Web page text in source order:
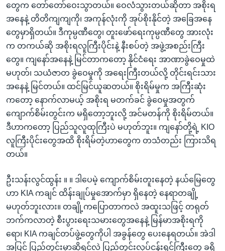
တွေက တော်တော်ဝေးသွာတယ်။ ဝေလံသွားတယ်ဆိုတာ အစိုးရ
အနေနဲ့ တိတိကျကျကို၊ အကုန်လုံးကို အုပ်စိုးနိုင်တဲ့ အခြေအနေ
တွေမှာရှိတယ်။ ဒီကုမ္ပဏီတွေ၊ တူးဖော်ရေးကုမ္ပဏီတွေ အားလုံး
က တကယ်ဆို အစိုးရလူကြီးပိုင်းနဲ့ နီးစပ်တဲ့ အဖွဲ့အစည်းကြီး
တွေ။ ကျနော်အနေနဲ့ မြင်တာကတော့ နိုင်ငံရေး အာဏာခွဲဝေမှုထဲ
မဟုတ်၊ သယံဇာတ ခွဲဝေမှုကို အရေးကြီးတယ်လို့ တိုင်းရင်းသား
အနေနဲ့ မြင်တယ်။ ထင်မြင်ယူဆတယ်။ စိုးရိမ်မှုက အကြီးဆုံး
ကတော့ နောက်လာမယ့် အစိုးရ မတက်ခင် ခွဲဝေမှုအတွက်
ကျောက်စိမ်းတွင်းက မရှိတော့ဘူးလို့ အင်မတန်ကို စိုးရိမ်တယ်။
ဒီဟာကတော့ ပြည်သူလူထုကြီးပဲ မဟုတ်ဘူး။ ကျနော်တို့ရဲ့ KIO
လူကြီးပိုင်းတွေအထိ စိုးရိမ်တဲ့ဟာတွေက တသံတည်း ကြားသိရ
တယ်။
ဦးသန်းလွင်ထွန်း ။ ။ ဒါပေမဲ့ ကျောက်စိမ်းတူးနေတဲ့ နယ်မြေတွေ
ဟာ KIA ကချင် ထိန်းချုပ်မှုအောက်မှာ ရှိနေတဲ့ နေရာတချို့
မဟုတ်ဘူးလား။ တချို့ကပြောတာကလဲ အထူးသဖြင့် တရုတ်
ဘက်ကလာတဲ့ စီးပွားရေးသမားတွေအနေနဲ့ မြန်မာအစိုးရကို
ရော၊ KIA ကချင်တပ်ဖွဲ့တွေကိုပါ အခွန်တွေ ပေးနေရတယ်။ အဲဒါ
အပြင် ပြည်တွင်းမှာဆိုရင်လဲ ပြည်တွင်းလုပ်ငန်းရှင်ကြီးတွေ ခရို